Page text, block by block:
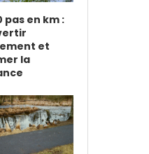
pas en km :
et
la